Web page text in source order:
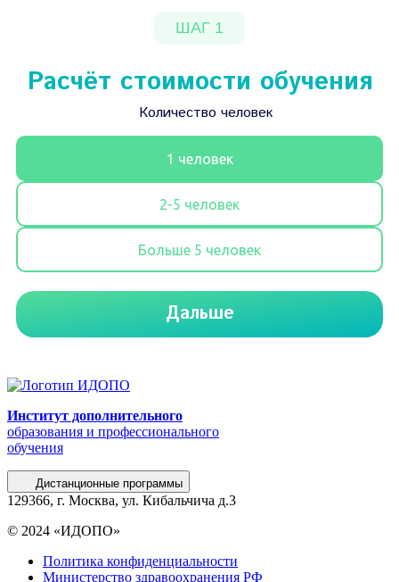
Институт дополнительного
образования и профессионального
обучения
Дистанционные программы
129366, г. Москва, ул. Кибальчича д.3
© 2024 «ИДОПО»
Политика конфиденциальности
Министерство здравоохранения РФ